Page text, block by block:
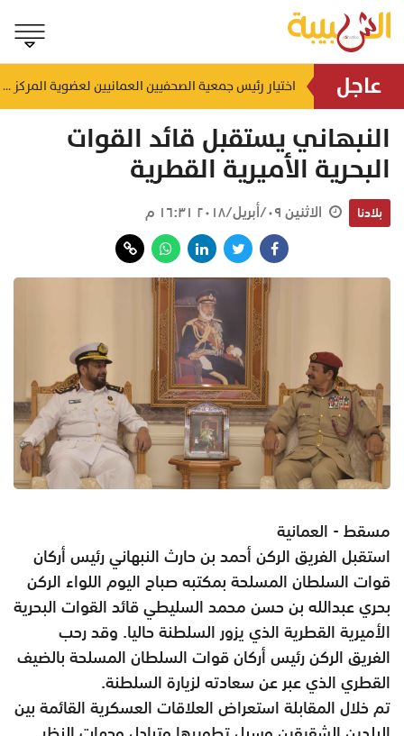
عاجل إنجاز بحري جديد.. القبطان محمد البوسعيدي أول عُماني يقود ناقلة منتجات نفطية متوسطة المدى منذ ١٣ ساعة اختيار رئيس جمعية الصحفيين العمانيين لعضوية المركز الدولي لمكافحة التضليل (ICCMD)
النبهاني يستقبل قائد القوات
البحرية الأميرية القطرية
بلادنا الاثنين ٠٩/أبريل/٢٠١٨ ١٦:٣١ م
مسقط - العمانية
استقبل الفريق الركن أحمد بن حارث النبهاني رئيس أركان
قوات السلطان المسلحة بمكتبه صباح اليوم اللواء الركن
بحري عبدالله بن حسن محمد السليطي قائد القوات البحرية
الأميرية القطرية الذي يزور السلطنة حاليا. وقد رحب
الفريق الركن رئيس أركان قوات السلطان المسلحة بالضيف
القطري الذي عبر عن سعادته لزيارة السلطنة.
تم خلال المقابلة استعراض العلاقات العسكرية القائمة بين